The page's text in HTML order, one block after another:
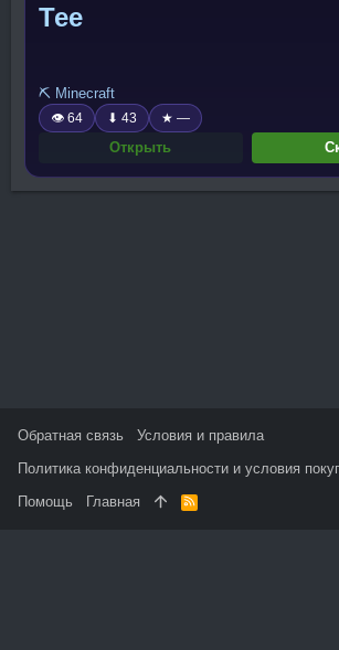
Тее
⛏️ Minecraft
👁 64 ⬇ 43 ★ —
Открыть
Обратная связь
Условия и правила
Политика конфиденциальности и условия
Помощь
Главная
R